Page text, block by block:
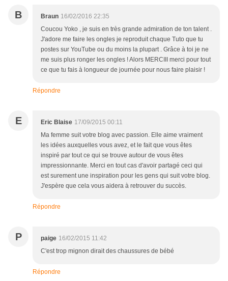
B Braun 16/02/2016 22:35
Coucou Yoko , je suis en très grande admiration de ton talent .
J'adore me faire les ongles je reproduit chaque Tuto que tu
postes sur YouTube ou du moins la plupart . Grâce à toi je ne
me suis plus ronger les ongles ! Alors MERCIII merci pour tout
ce que tu fais à longueur de journée pour nous faire plaisir !
Répondre
E Eric Blaise 17/09/2015 00:11
Ma femme suit votre blog avec passion. Elle aime vraiment
les idées auxquelles vous avez, et le fait que vous êtes
inspiré par tout ce qui se trouve autour de vous êtes
impressionnante. Merci en tout cas d'avoir partagé ceci qui
est surement une inspiration pour les gens qui suit votre blog.
J'espère que cela vous aidera à retrouver du succès.
Répondre
P paige 16/02/2015 11:42
C'est trop mignon dirait des chaussures de bébé
Répondre